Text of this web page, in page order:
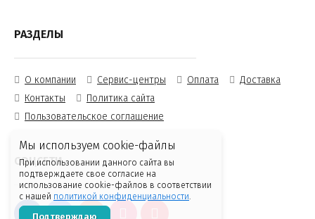
РАЗДЕЛЫ
О компании Сервис-центры Оплата
Доставка
Контакты
Политика сайта
Пользовательское соглашение
СОЦСЕТИ
Мы используем cookie-файлы
При использовании данного сайта вы
подтверждаете свое согласие на
использование cookie-файлов в соответствии
с нашей политикой конфиденциальности.
Подтверждаю